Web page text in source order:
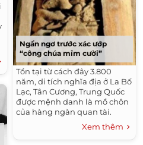
Ngẩn ngơ trước xác ướp
“công chúa mỉm cười”
Tồn tại từ cách đây 3.800
năm, di tích nghĩa địa ở La Bố
Lạc, Tân Cương, Trung Quốc
được mệnh danh là mồ chôn
của hàng ngàn quan tài.
Tháng 10 năm 2003, cuộc khai
quật quy mô lớn được...
Xem thêm